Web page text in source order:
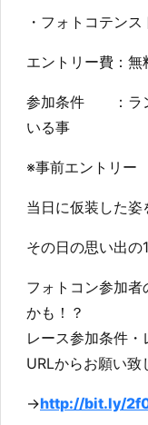
・フォトコテンス
エントリー費：無
参加条件 ：ラン
いる事
※事前エントリー
当日に仮装した姿
その日の思い出の
フォトコン参加
かも！？
レース参加条件
URLからお願い致
→http://bit.ly/